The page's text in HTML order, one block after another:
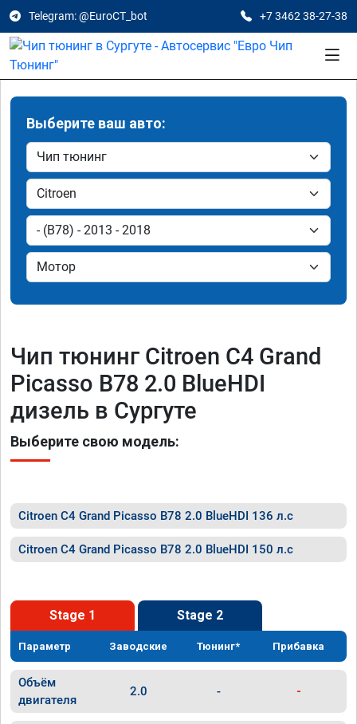
Telegram: @EuroCT_bot +7 3462 38-27-38
Выберите ваш авто:
Чип тюнинг Citroen C4 Grand
Picasso B78 2.0 BlueHDI
дизель в Сургуте
Выберите свою модель:
Citroen C4 Grand Picasso B78 2.0 BlueHDI 136 л.с
Citroen C4 Grand Picasso B78 2.0 BlueHDI 150 л.с
Stage 1 Stage 2
Параметр Заводские Тюнинг* Прибавка
Объём
двигателя
2.0 - -